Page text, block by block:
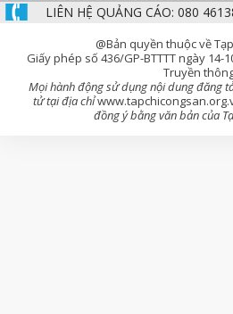
LIÊN HỆ QUẢNG CÁO: 080
@Bản quyền thuộc về
Giấy phép số 436/GP-BTTTT ngày 14-
Truyền
Mọi hành động sử dụng nội dung đăng
tử tại địa chỉ
đồng ý bằng văn bản của